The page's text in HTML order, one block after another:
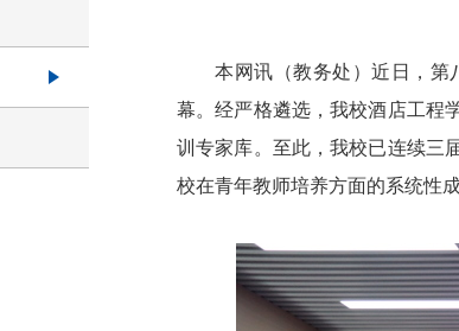
本网讯 （教务处） 近日，第
幕。经严格遴选，我校酒店工程
训专家库。至此，我校已连续三
校在青年教师培养方面的系统性